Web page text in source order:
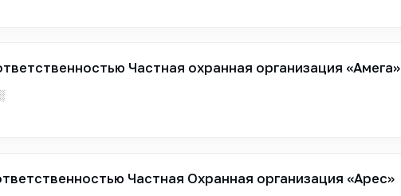
Частная охранная организация «Амега»
Частная Охранная организация «Арес»